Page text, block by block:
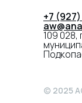
+7
109 028,
(c) 2025